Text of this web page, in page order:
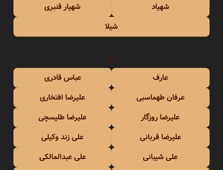
شهیاد
شهیار قنبری
شیلا
ع
عارف
عباس قادری
عرفان طهماسبی
علیرضا افتخاری
علیرضا روزگار
علیرضا طلیسچی
علیرضا قربانی
علی زند وکیلی
علی شیبانی
علی عبدالمالکی